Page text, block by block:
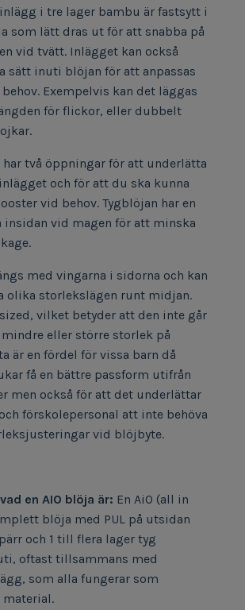
i tre lager bambu är fastsytt i
som lätt dras ut för att snabba på
vid tvätt. Inlägget kan också
sätt inuti blöjan för att anpassas
Exempelvis kan det läggas
för flickor, eller dubbelt
har två öppningar för att underlätta
och för att du ska kunna
vid behov. Tygblöjan har en
insidan vid magen för att minska
med vingarna i sidorna och kan
olika storlekslägen runt midjan.
vilket betyder att den inte går
eller större storlek på
är en fördel för vissa barn då
få en bättre passform utifrån
men också för att det underlättar
förskolepersonal att inte behöva
vid blöjbyte.
en AIO blöja är: En AiO (all in
blöja med PUL på utsidan
och 1 till flera lager tyg
oftast tillsammans med
som alla fungerar som